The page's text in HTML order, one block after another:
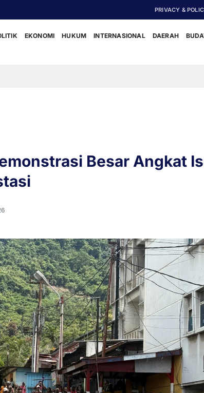
PRIVACY &
EKONOMI HUKUM INTERNASIONAL DAERAH
Besar Angkat